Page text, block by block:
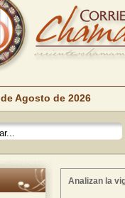
Agosto de 2026
Analizan la